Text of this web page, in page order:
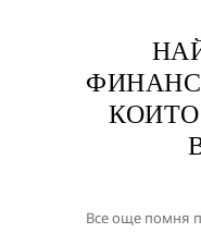
Все още помня